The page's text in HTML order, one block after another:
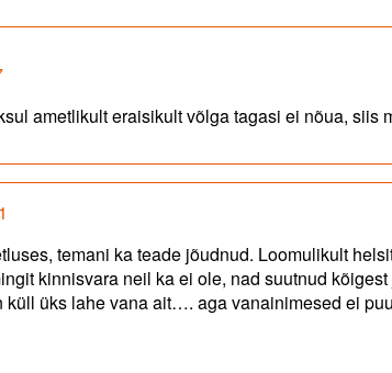
ametlikult eraisikult võlga tagasi ei nõua, siis
temani ka teade jõudnud. Loomulikult
kinnisvara neil ka ei ole, nad suutnud
küll üks lahe vana ait…. aga vanainimesed ei